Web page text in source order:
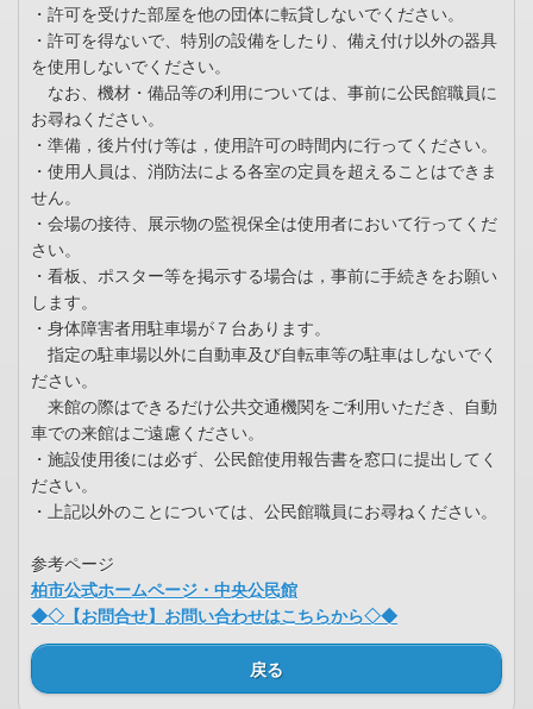
・許可を受けた部屋を他の団体に転貸しないでください。
・許可を得ないで、特別の設備をしたり、備え付け以外の器具
を使用しないでください。
なお、機材・備品等の利用については、事前に公民館職員に
お尋ねください。
・準備，後片付け等は，使用許可の時間内に行ってください。
・使用人員は、消防法による各室の定員を超えることはできま
せん。
・会場の接待、展示物の監視保全は使用者において行ってくだ
さい。
・看板、ポスター等を掲示する場合は，事前に手続きをお願い
します。
・身体障害者用駐車場が７台あります。
指定の駐車場以外に自動車及び自転車等の駐車はしないでく
ださい。
来館の際はできるだけ公共交通機関をご利用いただき、自動
車での来館はご遠慮ください。
・施設使用後には必ず、公民館使用報告書を窓口に提出してく
ださい。
・上記以外のことについては、公民館職員にお尋ねください。
参考ページ
柏市公式ホームページ・中央公民館
◆◇【お問合せ】お問い合わせはこちらから◇◆
戻る